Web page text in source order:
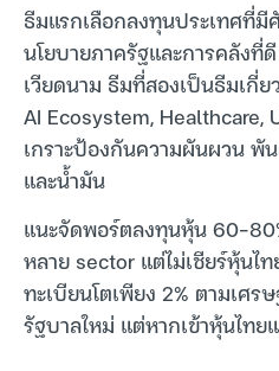
ธีมแรกเลือกลงทุนประเทศที่มี
นโยบายภาครัฐและการคลังที่
เวียดนาม ธีมที่สองเป็นธีมเกี่
AI Ecosystem,
เกราะป้องกันความผันผวน พั
และน้ำมัน
แนะจัดพอร์ตลงทุนหุ้น 60-
หลาย sector แต่ไม่เชียร์หุ้นไ
ทะเบียนโตเพียง 2% ตามเศร
รัฐบาลใหม่ แต่หากเข้าหุ้นไท